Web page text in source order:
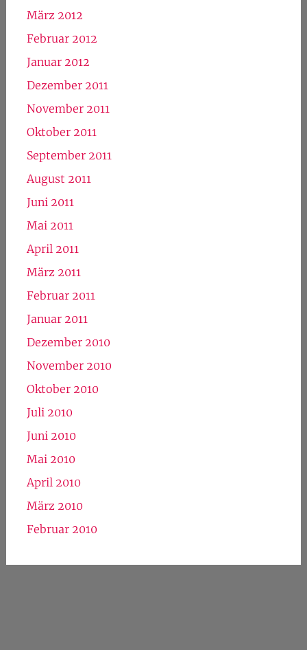
März 2012
Februar 2012
Januar 2012
Dezember 2011
November 2011
Oktober 2011
September 2011
August 2011
Juni 2011
Mai 2011
April 2011
März 2011
Februar 2011
Januar 2011
Dezember 2010
November 2010
Oktober 2010
Juli 2010
Juni 2010
Mai 2010
April 2010
März 2010
Februar 2010